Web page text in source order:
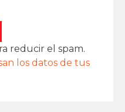
reducir el spam.
los datos de tus